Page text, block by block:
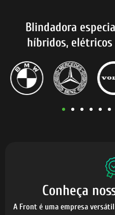
Blindadora
híbridos,
Conheça
A Front é uma empresa